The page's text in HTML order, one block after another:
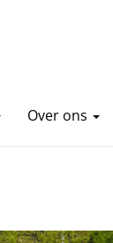
Over ons